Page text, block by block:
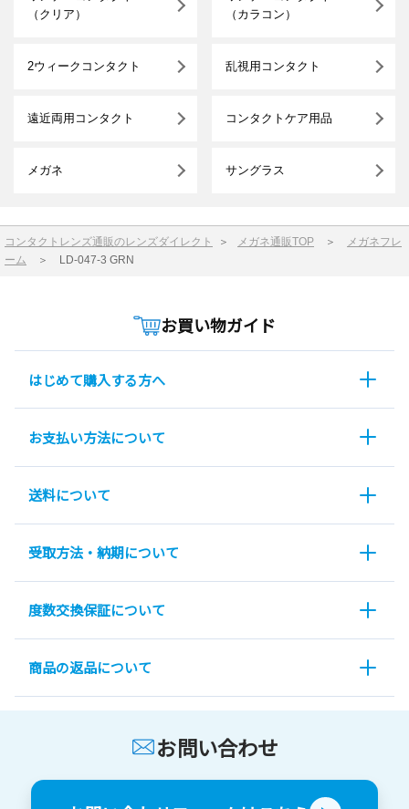
（クリア）
（カラコン）
2ウィークコンタクト 乱視用コンタクト
遠近両用コンタクト コンタクトケア用品
メガネ サングラス
コンタクトレンズ通販のレンズダイレクト ＞ メガネ通販TOP ＞
メガネフレ
ーム
＞ LD-047-3 GRN
お買い物ガイド
はじめて購入する方へ
お支払い方法について
送料について
受取方法・納期について
度数交換保証について
商品の返品について
お問い合わせ